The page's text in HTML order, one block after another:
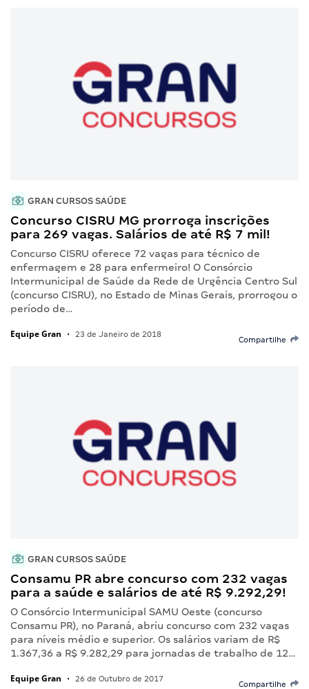
GRAN CURSOS SAÚDE
Concurso CISRU MG prorroga inscrições
para 269 vagas. Salários de até R$ 7 mil!
Concurso CISRU oferece 72 vagas para técnico de
enfermagem e 28 para enfermeiro! O Consórcio
Intermunicipal de Saúde da Rede de Urgência Centro Sul
(concurso CISRU), no Estado de Minas Gerais, prorrogou o
período de…
Equipe Gran • 23 de Janeiro de 2018
Compartilhe
GRAN CURSOS SAÚDE
Consamu PR abre concurso com 232 vagas
para a saúde e salários de até R$ 9.292,29!
O Consórcio Intermunicipal SAMU Oeste (concurso
Consamu PR), no Paraná, abriu concurso com 232 vagas
para níveis médio e superior. Os salários variam de R$
1.367,36 a R$ 9.282,29 para jornadas de trabalho de 12…
Equipe Gran • 26 de Outubro de 2017
Compartilhe